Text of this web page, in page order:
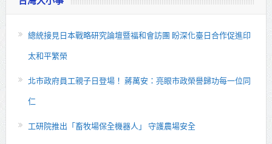
總統接見日本戰略研究論壇暨福和會訪團 盼深化臺日合作促進印
太和平繁榮
北市政府員工親子日登場！ 蔣萬安：亮眼市政榮譽歸功每一位同
仁
工研院推出「畜牧場保全機器人」 守護農場安全